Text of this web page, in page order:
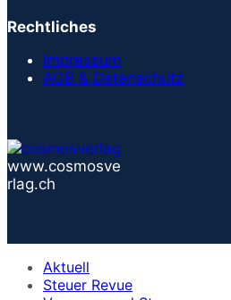
Rechtliches
Impressum
AGB & Datenschutz
www.cosmosve
rlag.ch
Aktuell
Steuer Revue